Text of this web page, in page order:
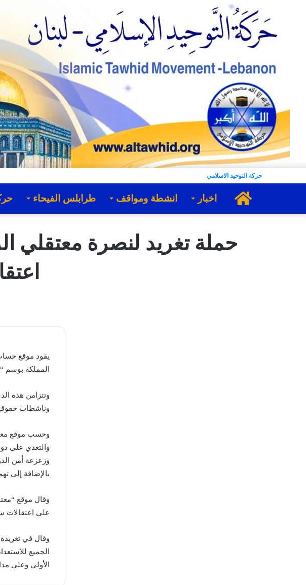
حركة التوحيد الاسلامي
الرئيسية
اخبار انشطة ومواقف طرابلس الفيحاء
حملة تغريد لنصرة معتقلي
يقود موقع
المملكة بوسم
وتتزامن هذه
وناشطات
وحسب موقع
والتعدي على
وزعزعة أمن
بالإضافة إلى
وقال موقع
على اعتقالات
الأولى وعلى